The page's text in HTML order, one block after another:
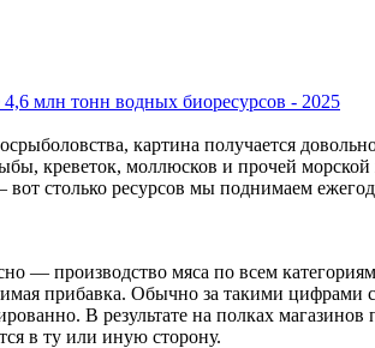
млн тонн водных биоресурсов - 2025
картина получается
креветок, моллюсков и прочей
столько ресурсов мы поднимаем
— производство мяса по всем
прибавка. Обычно за такими цифрами
В результате на полках
в ту или иную сторону.